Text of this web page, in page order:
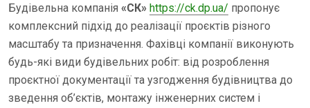
Будівельна компанія «СК» https://ck.dp.ua/ пропонує
комплексний підхід до реалізації проєктів різного
масштабу та призначення. Фахівці компанії виконують
будь-які види будівельних робіт: від розроблення
проєктної документації та узгодження будівництва до
зведення об’єктів, монтажу інженерних систем і